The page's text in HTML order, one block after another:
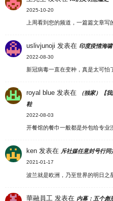
2025-10-20
上周看到您的频道，一篇篇文章写
uslivjunoji 发表在 印度疫情海
2022-08-30
新冠病毒一直在变种，真是太可怕
royal blue 发表在
（独家）【
鞋
2022-08-03
开餐馆的餐巾一般都是外包给专业
ken 发表在 斥社媒任意封号行
2021-01-17
波兰就是欧洲，乃至世界的明日之
華融員工 发表在 内幕：五个彪